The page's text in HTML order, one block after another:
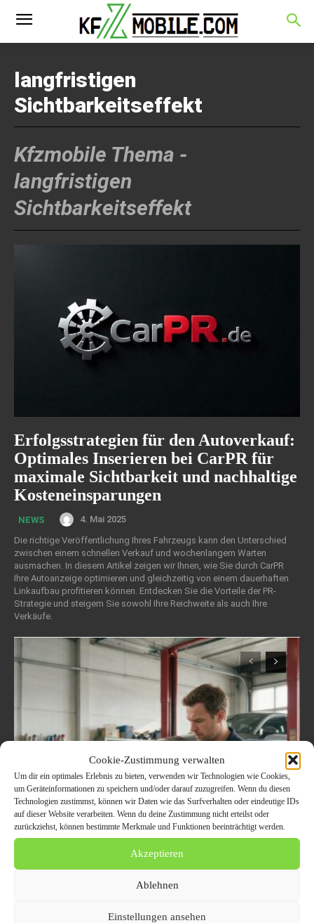
Cookie-Zustimmung verwalten
Um dir ein optimales Erlebnis zu bieten, verwenden wir Technologien wie Cookies,
um Geräteinformationen zu speichern und/oder darauf zuzugreifen. Wenn du diesen
Technologien zustimmst, können wir Daten wie das Surfverhalten oder eindeutige IDs
auf dieser Website verarbeiten. Wenn du deine Zustimmung nicht erteilst oder
zurückziehst, können bestimmte Merkmale und Funktionen beeinträchtigt werden.
Akzeptieren
Ablehnen
Einstellungen ansehen
langfristigen
Sichtbarkeitseffekt
Kfzmobile Thema -
langfristigen
Sichtbarkeitseffekt
Erfolgsstrategien für den Autoverkauf:
Optimales Inserieren bei CarPR für
maximale Sichtbarkeit und nachhaltige
Kosteneinsparungen
NEWS
4. Mai 2025
Die richtige Veröffentlichung Ihres Fahrzeugs kann den Unterschied
zwischen einem schnellen Verkauf und wochenlangem Warten
ausmachen. In diesem Artikel zeigen wir Ihnen, wie Sie durch CarPR
Ihre Autoanzeige optimieren und gleichzeitig von einem dauerhaften
Linkaufbau profitieren können. Entdecken Sie die Vorteile der PR-
Strategie und steigern Sie sowohl Ihre Reichweite als auch Ihre
Verkäufe.
Motorschaden Bewertung:
Der Ultimative Leitfaden
Für Fahrzeughalter, Um
Sorgfältig Entscheidungen
Zu Treffen